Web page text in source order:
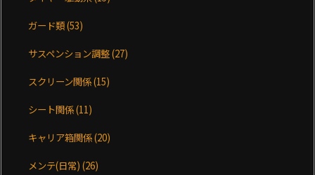
ガード類(53)
サスペンション調整(27)
スクリーン関係(15)
シート関係(11)
キャリア箱関係(20)
メンテ(日常)(26)